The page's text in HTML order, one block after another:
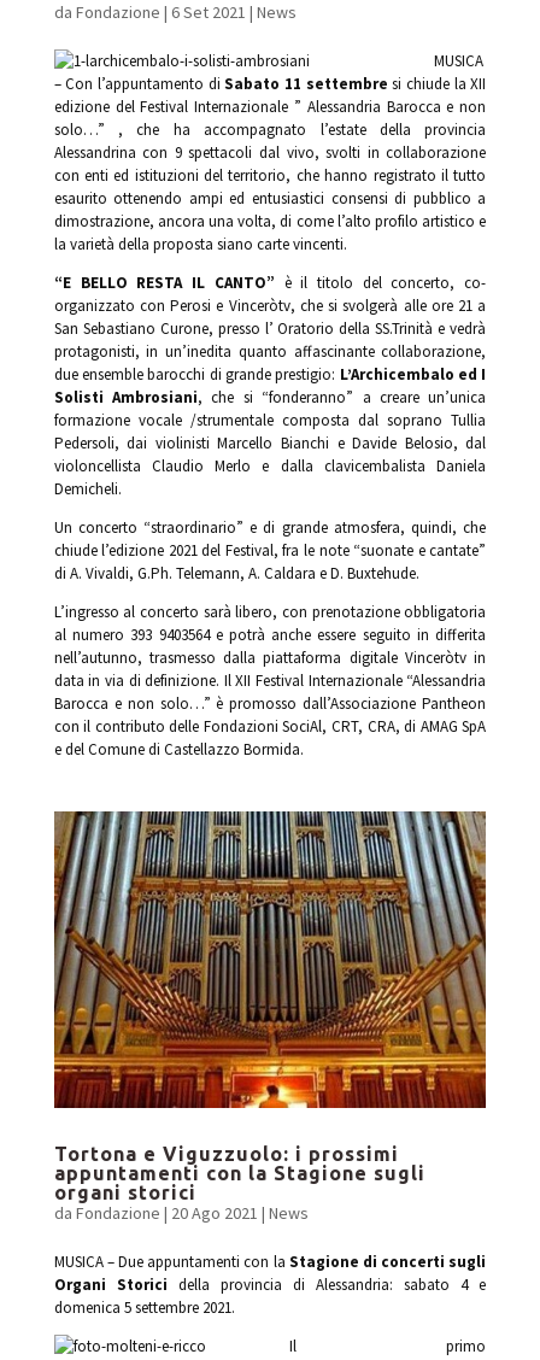
da Fondazione | 6 Set 2021 | News
MUSICA
– Con l’appuntamento diSabato 11 settembre si chiude la XII
edizione del Festival Internazionale ” Alessandria Barocca e non
solo…” , che ha accompagnato l’estate della provincia
Alessandrina con 9 spettacoli dal vivo, svolti in collaborazione
con enti ed istituzioni del territorio, che hanno registrato il tutto
esaurito ottenendo ampi ed entusiastici consensi di pubblico a
dimostrazione, ancora una volta, di come l’alto profilo artistico e
la varietà della proposta siano carte vincenti.
“E BELLO RESTA IL CANTO” è il titolo del concerto, co-
organizzato con Perosi e Vinceròtv, che si svolgerà alle ore 21 a
San Sebastiano Curone, presso l’ Oratorio della SS.Trinità e vedrà
protagonisti, in un’inedita quanto affascinante collaborazione,
due ensemble barocchi di grande prestigio: L’Archicembalo ed I
Solisti Ambrosiani, che si “fonderanno” a creare un’unica
formazione vocale /strumentale composta dal soprano Tullia
Pedersoli, dai violinisti Marcello Bianchi e Davide Belosio, dal
violoncellista Claudio Merlo e dalla clavicembalista Daniela
Demicheli.
Un concerto “straordinario” e di grande atmosfera, quindi, che
chiude l’edizione 2021 del Festival, fra le note “suonate e cantate”
di A. Vivaldi, G.Ph. Telemann, A. Caldara e D. Buxtehude.
L’ingresso al concerto sarà libero, con prenotazione obbligatoria
al numero 393 9403564 e potrà anche essere seguito in differita
nell’autunno, trasmesso dalla piattaforma digitale Vinceròtv in
data in via di definizione. Il XII Festival Internazionale “Alessandria
Barocca e non solo…” è promosso dall’Associazione Pantheon
con il contributo delle Fondazioni SociAl, CRT, CRA, di AMAG SpA
e del Comune di Castellazzo Bormida.
Tortona e Viguzzuolo: i prossimi
appuntamenti con la Stagione sugli
organi storici
da Fondazione | 20 Ago 2021 | News
MUSICA – Due appuntamenti con la Stagione di concerti sugli
Organi Storici della provincia di Alessandria: sabato 4 e
domenica 5 settembre 2021.
Il primo